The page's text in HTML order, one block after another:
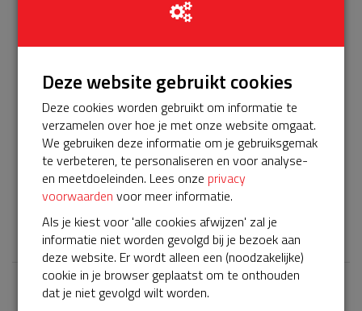
Het is al weer 5 jaar geleden dat we de BuurtAED hebben
kunnen installeren, mede door jullie donaties. Inmiddels is
onze BuurtAED meerdere keren ingezet, waarbij zeker
eenmaal levensreddend! Het servicepakket van onze
BuurtAED verloopt nu bijna en moet worden verlengd,
zodat onze AED gebruiksklaar blijft. Help je mee? Doneer
nu voor ons servicepakket!
𝕏
Laatste donaties
Deze website gebruikt cookies
Deze cookies worden gebruikt om informatie te
verzamelen over hoe je met onze website omgaat.
We gebruiken deze informatie om je gebruiksgemak
te verbeteren, te personaliseren en voor analyse-
en meetdoeleinden. Lees onze privacy
voorwaarden voor meer informatie.
Als je kiest voor 'alle cookies afwijzen' zal je
informatie niet worden gevolgd bij je bezoek aan
deze website. Er wordt alleen een (noodzakelijke)
cookie in je browser geplaatst om te onthouden
dat je niet gevolgd wilt worden.